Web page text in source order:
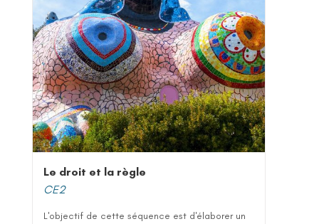
Le droit et la règle
CE2
L'objectif de cette séquence est d'élaborer un